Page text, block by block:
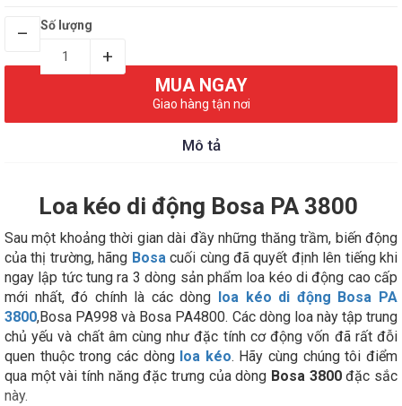
Số lượng
–
+
MUA NGAY
Giao hàng tận nơi
Mô tả
Loa kéo di động Bosa PA 3800
Sau một khoảng thời gian dài đầy những thăng trầm, biến động
của thị trường, hãng Bosacuối cùng đã quyết định lên tiếng khi
ngay lập tức tung ra 3 dòng sản phẩm loa kéo di động cao cấp
mới nhất, đó chính là các dòng loa kéo di động Bosa PA
3800,Bosa PA998 và Bosa PA4800. Các dòng loa này tập trung
chủ yếu và chất âm cùng như đặc tính cơ động vốn đã rất đỗi
quen thuộc trong các dòng loa kéo. Hãy cùng chúng tôi điểm
qua một vài tính năng đặc trưng của dòng Bosa 3800đặc sắc
này.